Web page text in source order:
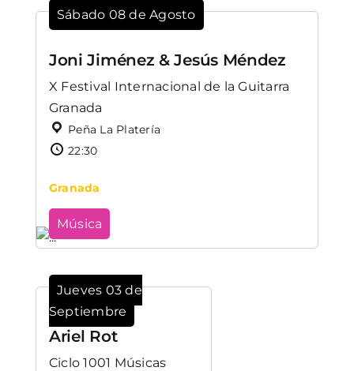
Sábado 08 de Agosto
Joni Jiménez & Jesús Méndez
X Festival Internacional de la Guitarra
Granada
Peña La Platería
22:30
Granada
Música
Jueves 03 de
Septiembre
Ariel Rot
Ciclo 1001 Músicas